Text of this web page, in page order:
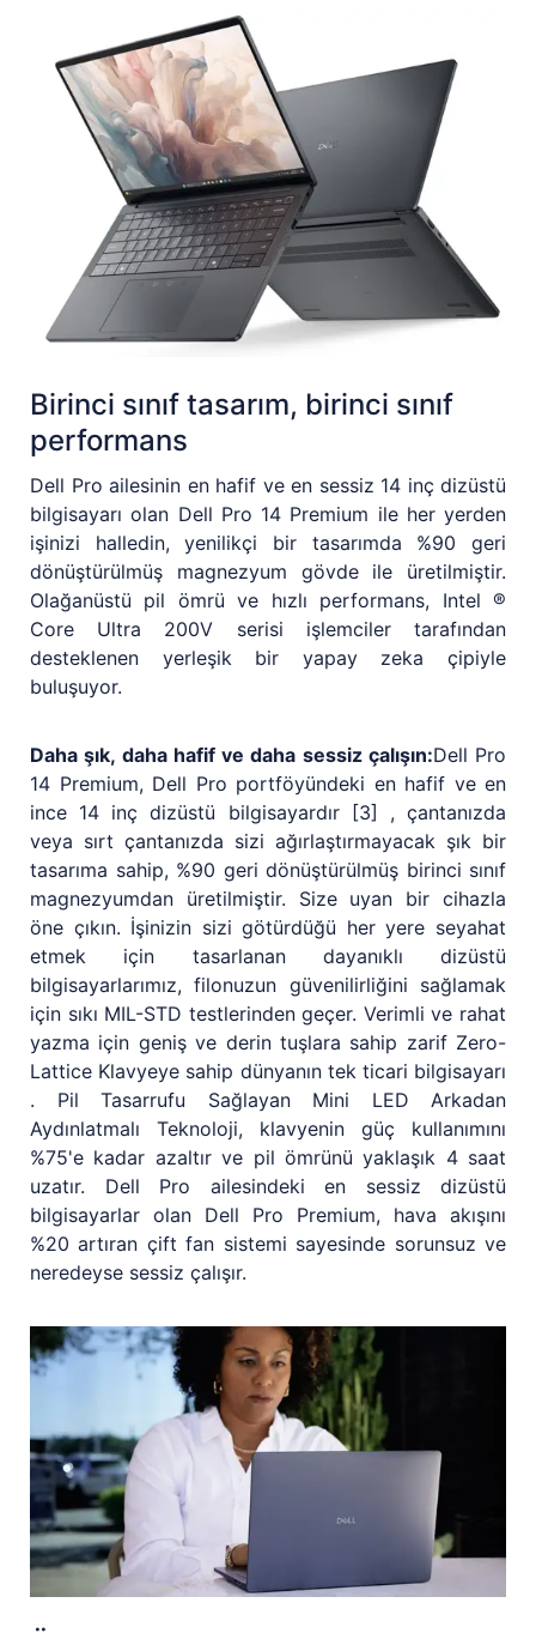
Birinci sınıf tasarım, birinci sınıf
performans
Dell Pro ailesinin en hafif ve en sessiz 14 inç dizüstü
bilgisayarı olan Dell Pro 14 Premium ile her yerden
işinizi halledin, yenilikçi bir tasarımda %90 geri
dönüştürülmüş magnezyum gövde ile üretilmiştir.
Olağanüstü pil ömrü ve hızlı performans, Intel ®
Core Ultra 200V serisi işlemciler tarafından
desteklenen yerleşik bir yapay zeka çipiyle
buluşuyor.
Daha şık, daha hafif ve daha sessiz çalışın:Dell Pro
14 Premium, Dell Pro portföyündeki en hafif ve en
ince 14 inç dizüstü bilgisayardır [3] , çantanızda
veya sırt çantanızda sizi ağırlaştırmayacak şık bir
tasarıma sahip, %90 geri dönüştürülmüş birinci sınıf
magnezyumdan üretilmiştir. Size uyan bir cihazla
öne çıkın. İşinizin sizi götürdüğü her yere seyahat
etmek için tasarlanan dayanıklı dizüstü
bilgisayarlarımız, filonuzun güvenilirliğini sağlamak
için sıkı MIL-STD testlerinden geçer. Verimli ve rahat
yazma için geniş ve derin tuşlara sahip zarif Zero-
Lattice Klavyeye sahip dünyanın tek ticari bilgisayarı
. Pil Tasarrufu Sağlayan Mini LED Arkadan
Aydınlatmalı Teknoloji, klavyenin güç kullanımını
%75'e kadar azaltır ve pil ömrünü yaklaşık 4 saat
uzatır. Dell Pro ailesindeki en sessiz dizüstü
bilgisayarlar olan Dell Pro Premium, hava akışını
%20 artıran çift fan sistemi sayesinde sorunsuz ve
neredeyse sessiz çalışır.